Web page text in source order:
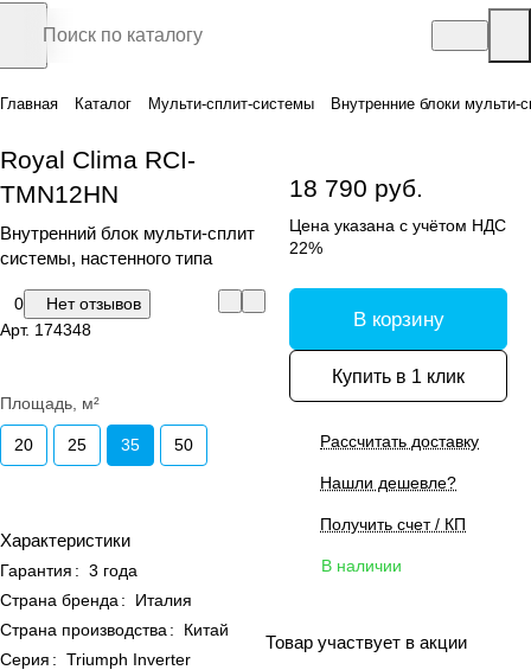
Главная Каталог Мульти-сплит-системы Внутренние блоки мульти-
Royal Clima RCI-
TMN12HN
Внутренний блок мульти-сплит
системы, настенного типа
0
Нет отзывов
Арт. 174348
Площадь, м²
20 25 35 50
Характеристики
Гарантия : 3 года
Страна бренда :
Италия
Страна производства :
Китай
Серия : Triumph Inverter
18 790 руб.
Цена указана с учётом НДС
22%
В корзину
Купить в 1 клик
Рассчитать доставку
Нашли дешевле?
Получить счет / КП
В наличии
Товар участвует в акции